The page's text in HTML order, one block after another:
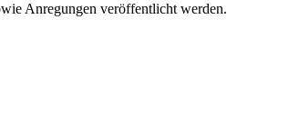
Anregungen veröffentlicht werden.